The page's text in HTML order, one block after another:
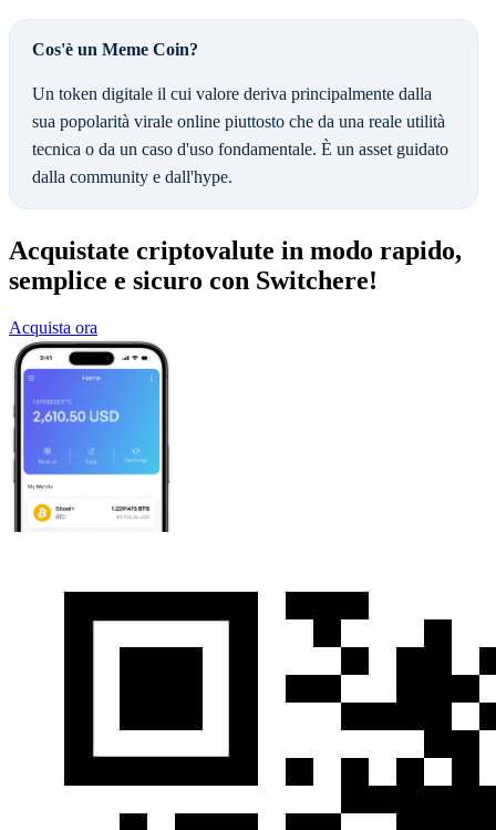
Cos'è un Meme Coin?
Un token digitale il cui valore deriva principalmente dalla
sua popolarità virale online piuttosto che da una reale utilità
tecnica o da un caso d'uso fondamentale. È un asset guidato
dalla community e dall'hype.
Acquistate criptovalute in modo rapido,
semplice e sicuro con Switchere!
Acquista ora